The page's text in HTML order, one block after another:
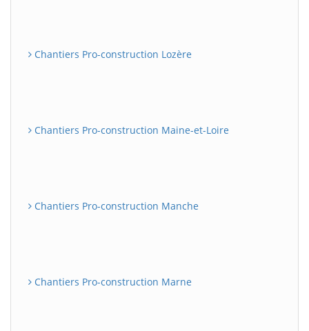
Chantiers Pro-construction Lozère
Chantiers Pro-construction Maine-et-Loire
Chantiers Pro-construction Manche
Chantiers Pro-construction Marne